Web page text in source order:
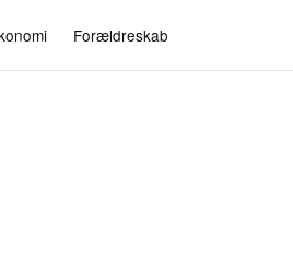
Forældreskab